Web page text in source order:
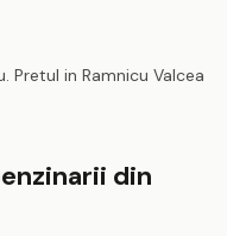
Pretul in Ramnicu Valcea
din